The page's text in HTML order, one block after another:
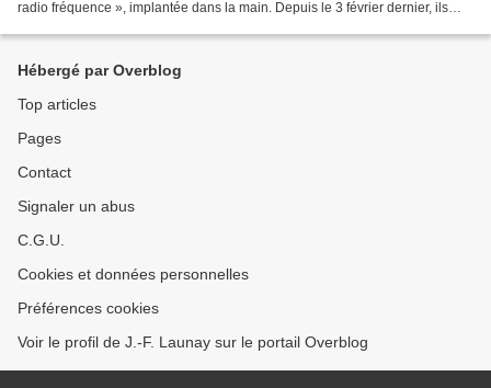
radio fréquence », implantée dans la main. Depuis le 3 février dernier, ils
Hébergé par Overblog
Top articles
Pages
Contact
Signaler un abus
C.G.U.
Cookies et données personnelles
Préférences cookies
Voir le profil de J.-F. Launay sur le portail Overblog